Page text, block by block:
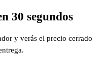
30 segundos
y verás el precio cerrado